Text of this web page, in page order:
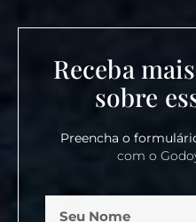
Receba
sobre
Preencha o
com o